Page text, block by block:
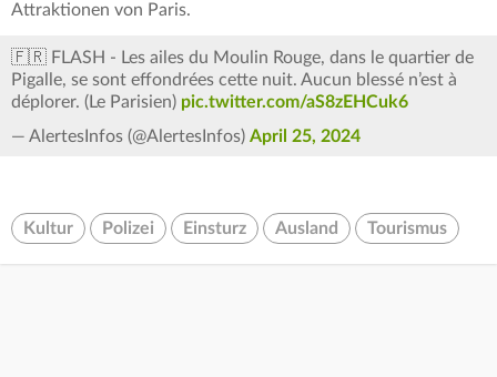
Attraktionen von Paris.
🇫🇷 FLASH - Les ailes du Moulin Rouge, dans le quartier de
Pigalle, se sont effondrées cette nuit. Aucun blessé n’est à
déplorer. (Le Parisien) pic.twitter.com/aS8zEHCuk6
— AlertesInfos (@AlertesInfos) April 25, 2024
Kultur Polizei Einsturz Ausland Tourismus